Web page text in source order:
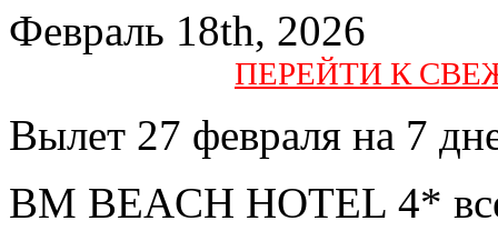
Февраль 18th, 2026
ПЕРЕЙТИ К
Вылет 27 февраля на 7
BM BEACH HOTEL 4*